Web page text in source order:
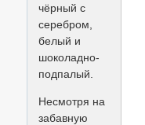
чёрный с
серебром,
белый и
шоколадно-
подпалый.
Несмотря на
забавную